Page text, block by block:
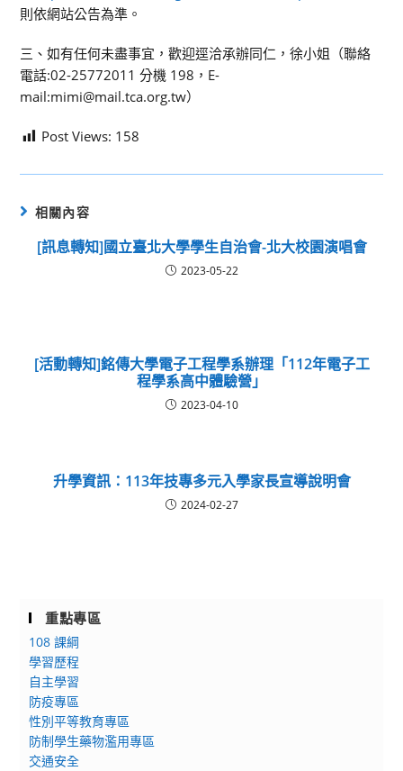
則依網站公告為準。
三、如有任何未盡事宜，歡迎逕洽承辦同仁，徐小姐（聯絡
電話:02-25772011 分機 198，E-
mail:mimi@mail.tca.org.tw）
Post Views: 158
相關內容
[訊息轉知]國立臺北大學學生自治會-北大校園演唱會
2023-05-22
[活動轉知]銘傳大學電子工程學系辦理「112年電子工
程學系高中體驗營」
2023-04-10
升學資訊：113年技專多元入學家長宣導說明會
2024-02-27
重點專區
108 課綱
學習歷程
自主學習
防疫專區
性別平等教育專區
防制學生藥物濫用專區
交通安全